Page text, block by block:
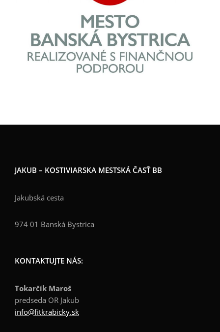
JAKUB – KOSTIVIARSKA MESTSKÁ ČASŤ BB
Jakubská cesta
974 01 Banská Bystrica
KONTAKTUJTE NÁS:
Tokarčík Maroš
predseda OR Jakub
info@fitkrabicky.sk